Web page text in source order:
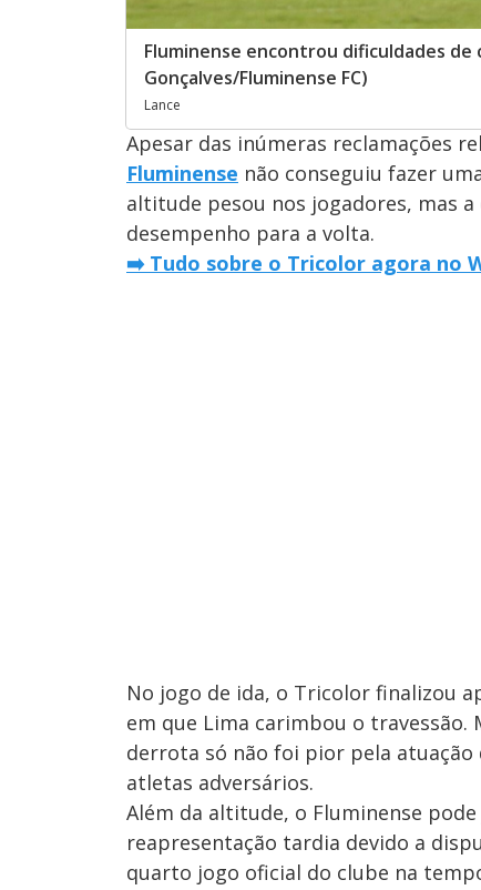
Fluminense encontrou dificuldades
Gonçalves/Fluminense FC)
Lance
Apesar das inúmeras reclamações
Fluminense não conseguiu fazer
altitude pesou nos jogadores, mas
desempenho para a volta.
➡️ Tudo sobre o Tricolor agora no
No jogo de ida, o Tricolor finalizou
em que Lima carimbou o travessão.
derrota só não foi pior pela
atletas adversários.
Além da altitude, o Fluminense
reapresentação tardia devido a
quarto jogo oficial do clube na